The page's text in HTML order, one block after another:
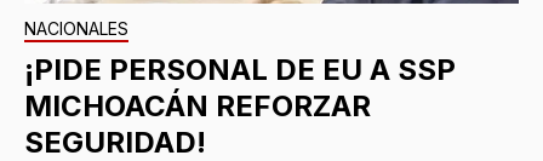
NACIONALES
¡PIDE PERSONAL DE EU A SSP
MICHOACÁN REFORZAR
SEGURIDAD!